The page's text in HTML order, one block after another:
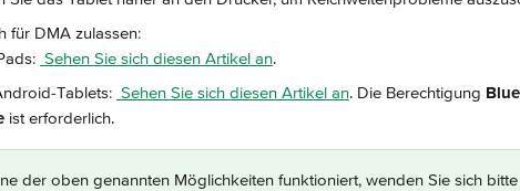
für DMA zulassen:
Sehen Sie sich diesen Artikel an.
Tablets: Sehen Sie sich diesen Artikel an. Die Berechtigung
ist erforderlich.
der oben genannten Möglichkeiten funktioniert, wenden Sie sich